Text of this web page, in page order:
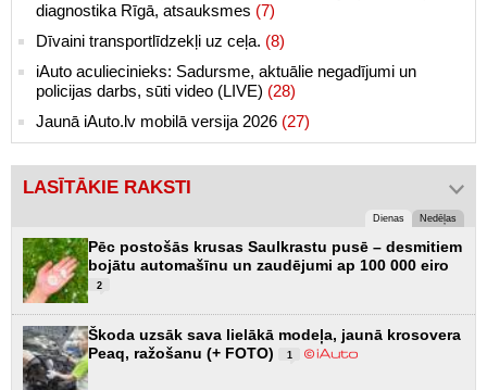
diagnostika Rīgā, atsauksmes (7)
Dīvaini transportlīdzekļi uz ceļa. (8)
iAuto aculiecinieks: Sadursme, aktuālie negadījumi un
policijas darbs, sūti video (LIVE) (28)
Jaunā iAuto.lv mobilā versija 2026 (27)
LASĪTĀKIE RAKSTI
Dienas Nedēļas
Pēc postošās krusas Saulkrastu pusē – desmitiem
bojātu automašīnu un zaudējumi ap 100 000 eiro
2
Škoda uzsāk sava lielākā modeļa, jaunā krosovera
Peaq, ražošanu (+ FOTO)
1